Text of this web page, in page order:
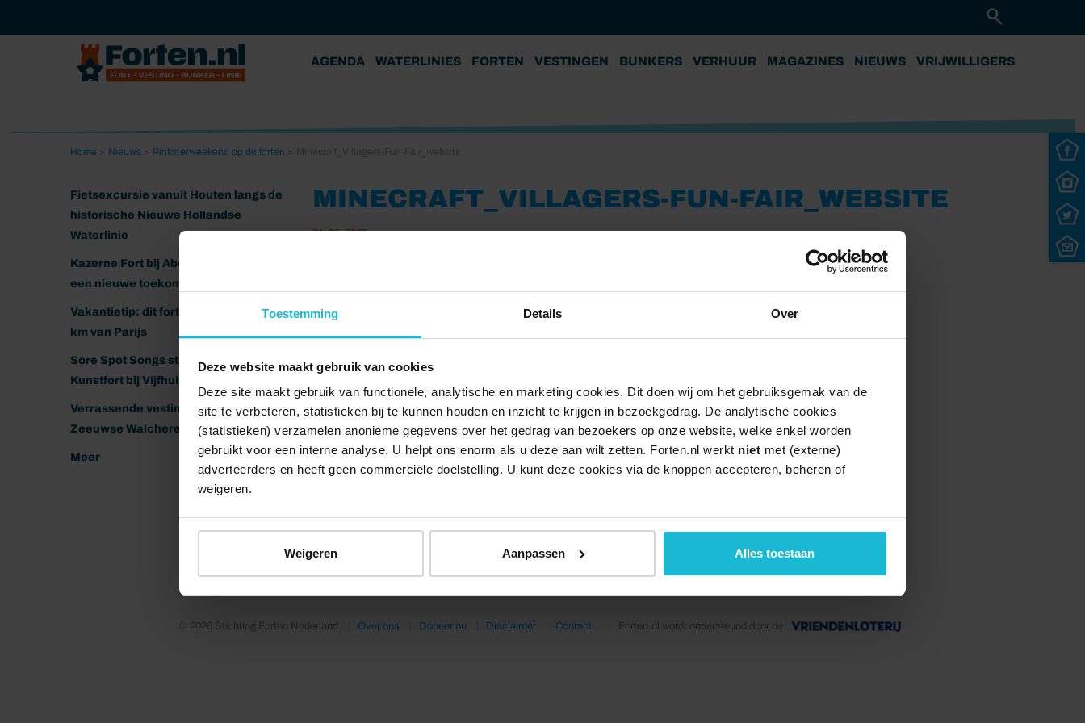
Toestemming Details Over
Deze website maakt gebruik van cookies
Deze site maakt gebruik van functionele, analytische en marketing cookies. Dit doen wij om het gebruiksgemak van de
site te verbeteren, statistieken bij te kunnen houden en inzicht te krijgen in bezoekgedrag. De analytische cookies
(statistieken) verzamelen anonieme gegevens over het gedrag van bezoekers op onze website, welke enkel worden
gebruikt voor een interne analyse. U helpt ons enorm als u deze aan wilt zetten. Forten.nl werkt niet met (externe)
adverteerders en heeft geen commerciële doelstelling. U kunt deze cookies via de knoppen accepteren, beheren of
weigeren.
Weigeren Aanpassen Alles toestaan
AGENDA WATERLINIES FORTEN VESTINGEN BUNKERS VERHUUR MAGAZINES NIEUWS VRIJWILLIGERS
Home Nieuws Pinksterweekend op de forten
Fietsexcursie vanuit Houten langs de
historische Nieuwe Hollandse
Waterlinie
Kazerne Fort bij Abcoude klaar voor
een nieuwe toekomst
Vakantietip: dit fort ligt nog geen 20
km van Parijs
Sore Spot Songs strijkt neer op het
Kunstfort bij Vijfhuizen
Verrassende vestingen van het
Zeeuwse Walcheren
Meer
MINECRAFT_VILLAGERS-FUN-FAIR_WEBSITE
21-05-2025
© 2026 Stichting Forten Nederland Over ons Doneer nu Disclaimer Contact Forten.nl wordt ondersteund door de